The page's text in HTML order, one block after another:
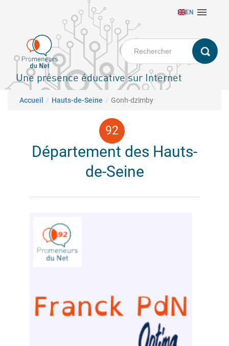
principal
EN 
Une présence éducative sur Internet
Fil d'Ariane
Accueil Hauts-de-Seine Gonh-dzimby
Département des Hauts-
de-Seine